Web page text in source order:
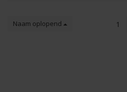
Naam oplopend 1